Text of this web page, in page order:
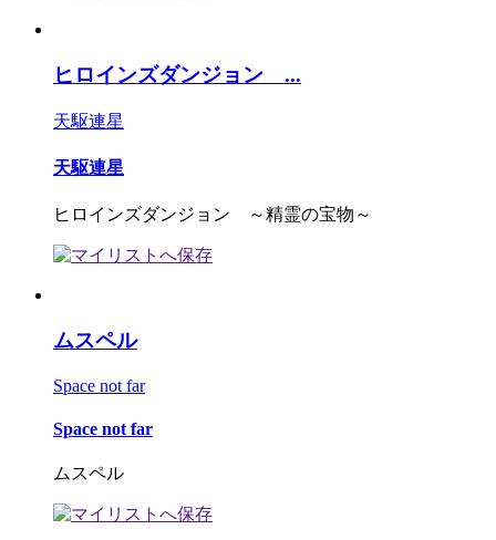
ヒロインズダンジョン ...
天駆連星
天駆連星
ヒロインズダンジョン ～精霊の宝物～
ムスペル
Space not far
Space not far
ムスペル